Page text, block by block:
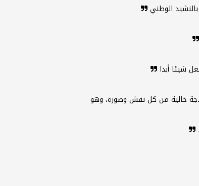
الوطني
شيئا أبدا
خالية من كل نقش وصورة، وهو